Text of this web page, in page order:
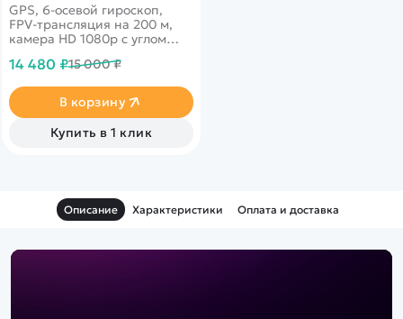
GPS, 6-осевой гироскоп,
FPV-трансляция на 200 м,
камера HD 1080р с углом
200 м. Время полета 10
Me, полет по точкам.
14 480 ₽15 000 ₽
В корзину
Купить в 1 клик
Описание Характеристики Оплата и доставка